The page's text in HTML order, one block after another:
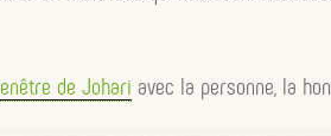
de Johari avec la personne, la